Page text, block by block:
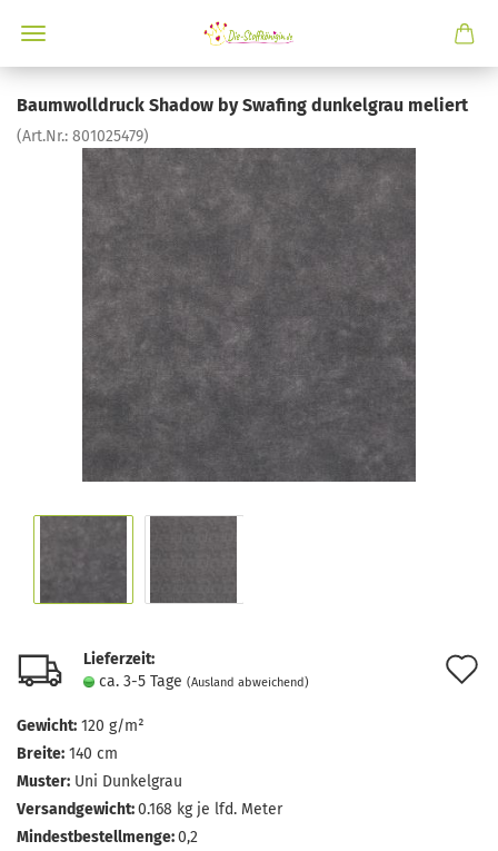
Baumwolldruck Shadow by Swafing dunkelgrau meliert
(Art.Nr.: 801025479)
Lieferzeit:
ca. 3-5 Tage (Ausland abweichend)
Gewicht: 120 g/m²
Breite: 140 cm
Muster: Uni Dunkelgrau
Versandgewicht:0.168 kg je lfd. Meter
Mindestbestellmenge:0,2